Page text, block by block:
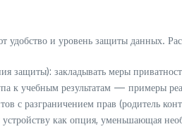
и уровень защиты данных.
закладывать меры
к учебным результатам — примеры
с разграничением прав (родитель
как опция, уменьшающая